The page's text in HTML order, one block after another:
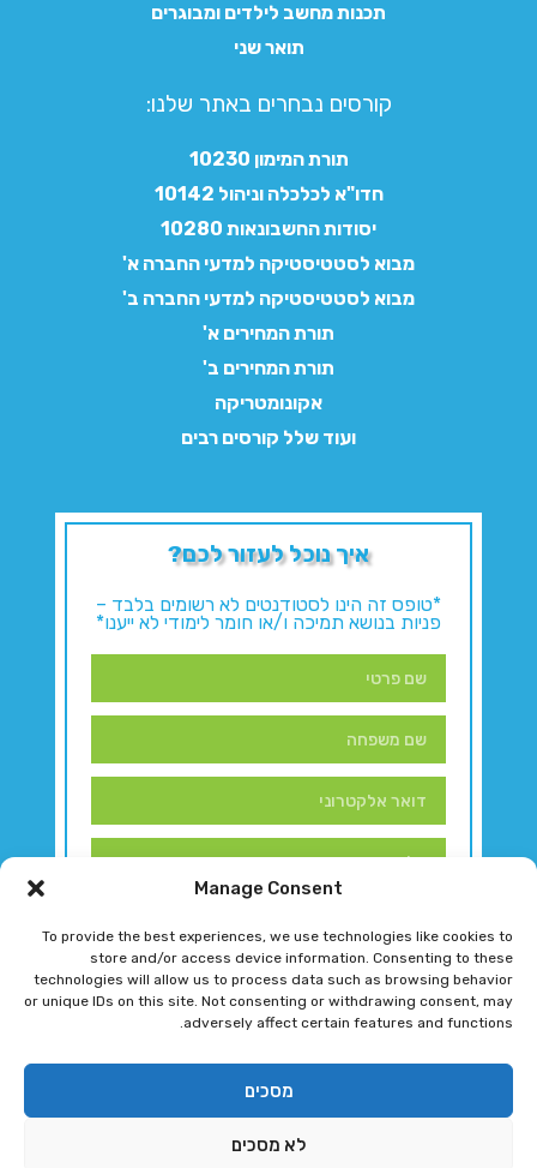
Manage Consent
To provide the best experiences, we use technologies like cookies to
store and/or access device information. Consenting to these
technologies will allow us to process data such as browsing behavior
or unique IDs on this site. Not consenting or withdrawing consent, may
adversely affect certain features and functions.
מסכים
לא מסכים
תכנות מחשב לילדים ומבוגרים
תואר שני
קורסים נבחרים באתר שלנו:​
תורת המימון 10230
חדו"א לכלכלה וניהול 10142
יסודות החשבונאות 10280
מבוא לסטטיסטיקה למדעי החברה א'
מבוא לסטטיסטיקה למדעי החברה ב'
תורת המחירים א'
תורת המחירים ב'
אקונומטריקה
ועוד שלל קורסים רבים
איך נוכל לעזור לכם?
*טופס זה הינו לסטודנטים לא רשומים בלבד –
פניות בנושא תמיכה ו/או חומר לימודי לא ייענו*